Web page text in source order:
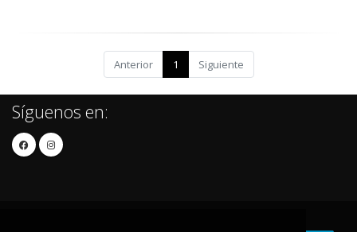
Anterior 1 Siguiente
Síguenos en: